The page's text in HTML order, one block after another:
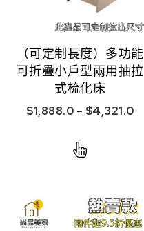
（可定制長度）多功能
可折疊小戶型兩用抽拉
式梳化床
$1,888.0 – $4,321.0